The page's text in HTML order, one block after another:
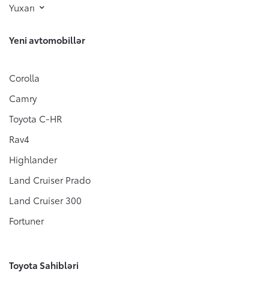
Yuxarı
Yeni avtomobillər
Corolla
Camry
Toyota C-HR
Rav4
Highlander
Land Cruiser Prado
Land Cruiser 300
Fortuner
Toyota Sahibləri